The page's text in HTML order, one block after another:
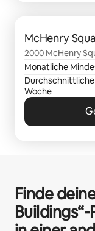
McHenry
2000 McHenry
Monatliche
Woche
Finde